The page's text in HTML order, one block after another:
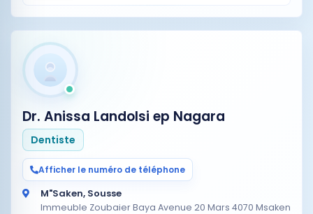
Dr. Anissa Landolsi ep Nagara
Dentiste
Afficher le numéro de téléphone
M"Saken, Sousse
Immeuble Zoubaier Baya Avenue 20 Mars 4070 Msaken